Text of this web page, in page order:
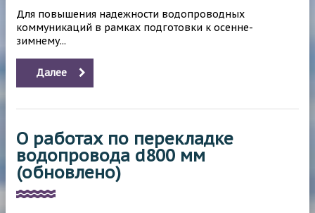
Для повышения надежности водопроводных
коммуникаций в рамках подготовки к осенне-
зимнему...
Далее
О работах по перекладке
водопровода d800 мм
(обновлено)